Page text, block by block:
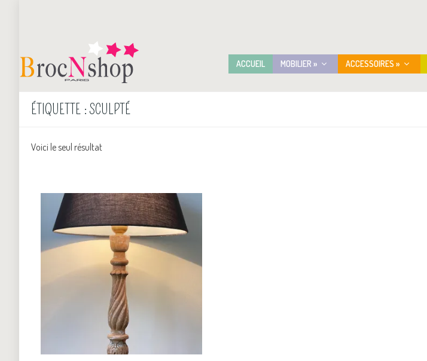
ACCUEIL MOBILIER » ACCESSOIRES »
ÉTIQUETTE : SCULPTÉ
Voici le seul résultat